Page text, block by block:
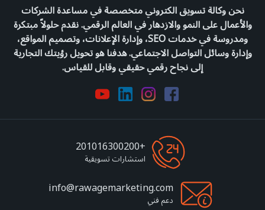
نحن وكالة تسويق الكتروني متخصصة في مساعدة الشركات
والأعمال على النمو والازدهار في العالم الرقمي. نقدم حلولاً مبتكرة
ومدروسة في خدمات SEO، وإدارة الإعلانات، وتصميم المواقع،
وإدارة وسائل التواصل الاجتماعي. هدفنا هو تحويل رؤيتك التجارية
إلى نجاح رقمي حقيقي وقابل للقياس.
+201016300200
استشارات تسويقية
info@rawagemarketing.com
دعم فني